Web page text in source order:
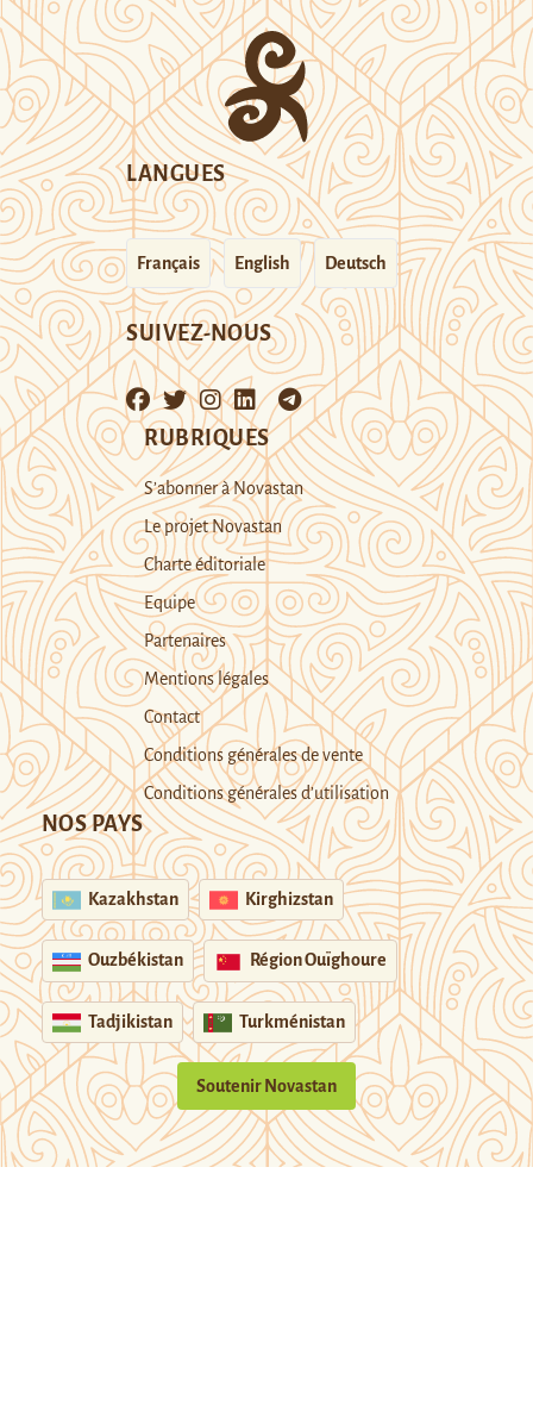
LANGUES
Français English Deutsch
SUIVEZ-NOUS
RUBRIQUES
S’abonner à Novastan
Le projet Novastan
Charte éditoriale
Equipe
Partenaires
Mentions légales
Contact
Conditions générales de vente
Conditions générales d’utilisation
NOS PAYS
Kazakhstan Kirghizstan
Ouzbékistan Région Ouïghoure
Tadjikistan Turkménistan
Soutenir Novastan